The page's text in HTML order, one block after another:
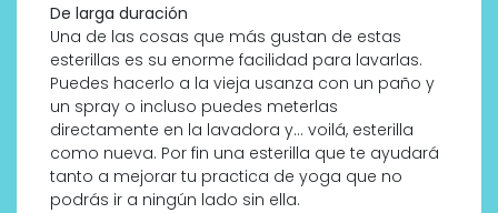
De larga duración
Una de las cosas que más gustan de estas
esterillas es su enorme facilidad para lavarlas.
Puedes hacerlo a la vieja usanza con un paño y
un spray o incluso puedes meterlas
directamente en la lavadora y… voilá, esterilla
como nueva. Por fin una esterilla que te ayudará
tanto a mejorar tu practica de yoga que no
podrás ir a ningún lado sin ella.